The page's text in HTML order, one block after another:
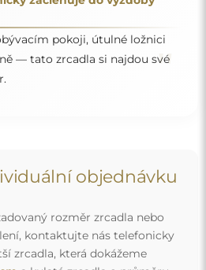
.
– postaráme se o to, aby
zcela bezpečně do vašich
Disponujeme vlastním vozovým
díky čemuž vám
dorazí v neporušeném stavu,
I když si objednáte zrcadlo